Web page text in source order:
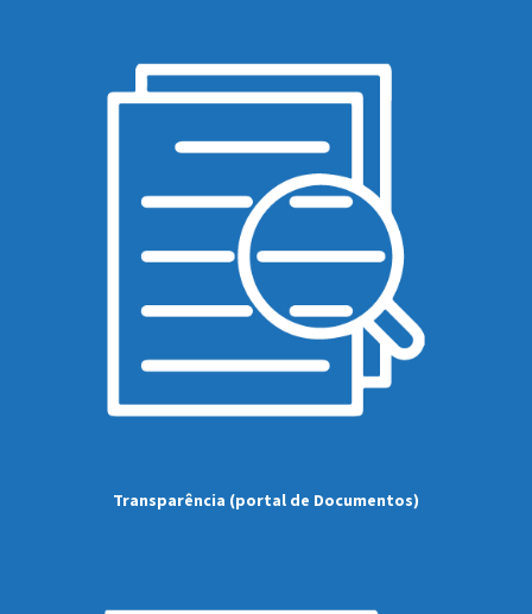
Transparência (portal de Documentos)